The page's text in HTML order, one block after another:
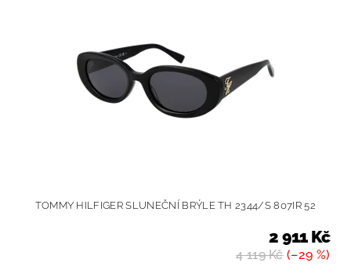
TOMMY HILFIGER SLUNEČNÍ BRÝLE TH 2344/S 807IR 52
4 119 Kč(–29 %)
2 911 Kč